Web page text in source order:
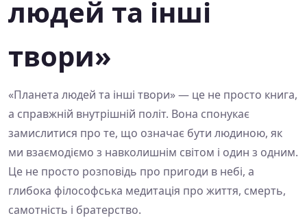
людей та інші
твори»
«Планета людей та інші твори» — це не просто книга,
а справжній внутрішній політ. Вона спонукає
замислитися про те, що означає бути людиною, як
ми взаємодіємо з навколишнім світом і один з одним.
Це не просто розповідь про пригоди в небі, а
глибока філософська медитація про життя, смерть,
самотність і братерство.